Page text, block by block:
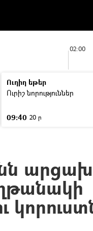
02:00
Ուղիղ եթեր
Ուրիշ նորություններ
09:40 20 ր